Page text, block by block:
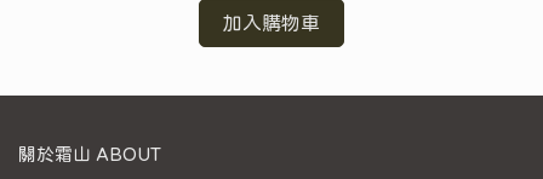
加入購物車
關於霜山 ABOUT